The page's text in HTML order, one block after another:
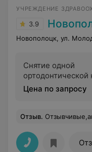
УЧРЕЖДЕНИЕ
3.9
Новополоцк, ул.
Снятие одной
ортодонтической
Цена по запросу
Отзыв.